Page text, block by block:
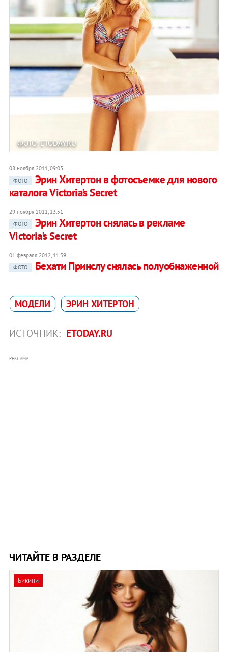
ФОТО: ETODAY.RU
08 ноября 2011, 09:03
ФОТО
Эрин Хитертон в фотосъемке для нового
каталога Victoria's Secret
29 ноября 2011, 13:51
ФОТО
Эрин Хитертон снялась в рекламе
Victoria's Secret
01 февраля 2012, 11:59
ФОТО
Бехати Принслу снялась полуобнаженной
МОДЕЛИ ЭРИН ХИТЕРТОН
ИСТОЧНИК: ETODAY.RU
РЕКЛАМА
ЧИТАЙТЕ В РАЗДЕЛЕ
Бикини